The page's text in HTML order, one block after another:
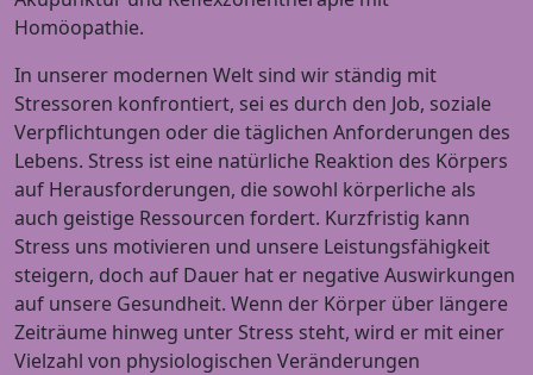
Homöopathie.
In unserer modernen Welt sind wir ständig mit
Stressoren konfrontiert, sei es durch den Job, soziale
Verpflichtungen oder die täglichen Anforderungen des
Lebens. Stress ist eine natürliche Reaktion des Körpers
auf Herausforderungen, die sowohl körperliche als
auch geistige Ressourcen fordert. Kurzfristig kann
Stress uns motivieren und unsere Leistungsfähigkeit
steigern, doch auf Dauer hat er negative Auswirkungen
auf unsere Gesundheit. Wenn der Körper über längere
Zeiträume hinweg unter Stress steht, wird er mit einer
Vielzahl von physiologischen Veränderungen